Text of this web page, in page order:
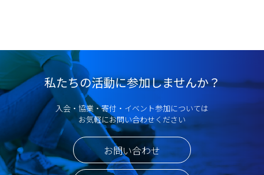
私たちの活動に参加しませんか？
入会・協業・寄付・イベント参加については
お気軽にお問い合わせください
お問い合わせ